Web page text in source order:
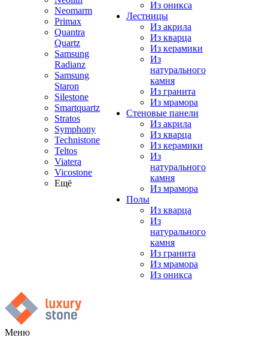
Neomarm
Primax
Quantra
Quartz
Samsung
Radianz
Samsung
Staron
Silestone
Smartquartz
Stratos
Symphony
Technistone
Teltos
Viatera
Vicostone
Ещё
Из оникса
Лестницы
Из акрила
Из кварца
Из керамики
Из
натурального
камня
Из гранита
Из мрамора
Стеновые панели
Из акрила
Из кварца
Из керамики
Из
натурального
камня
Из мрамора
Полы
Из кварца
Из
натурального
камня
Из гранита
Из мрамора
Из оникса
Меню